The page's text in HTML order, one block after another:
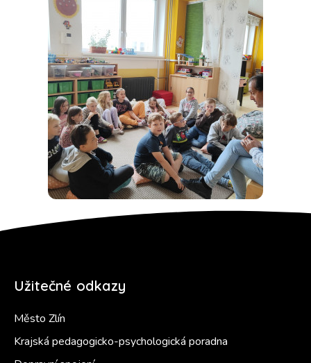
Užitečné odkazy
Město Zlín
Krajská pedagogicko-psychologická poradna